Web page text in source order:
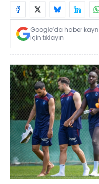
Google’da haber
için tıklayın